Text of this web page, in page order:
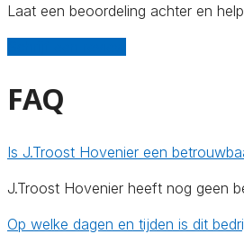
Laat een beoordeling achter en
FAQ
Is J.Troost Hovenier een
J.Troost Hovenier heeft nog geen
Op welke dagen en tijden is dit